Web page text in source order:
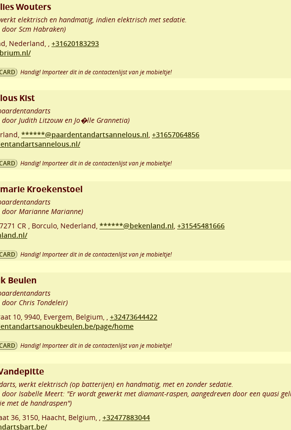
Wouters
elektrisch en handmatig, indien elektrisch met sedatie.
Scm Habraken)
Nederland,
+31620183293
Handig! Importeer dit in de contactenlijst van je mobieltje!
Kist
door Judith Litzouw en Jo�lle Grannetia)
******@paardentandartsannelous.nl +31657064856
Handig! Importeer dit in de contactenlijst van je mobieltje!
Kroekenstoel
door Marianne Marianne)
7271 CR Borculo Nederland, ******@bekenland.nl +31545481666
Handig! Importeer dit in de contactenlijst van je mobieltje!
Beulen
door Chris Tondeleir)
10 9940 Evergem Belgium,
+32473644422
page/home
Handig! Importeer dit in de contactenlijst van je mobieltje!
werkt elektrisch (op batterijen) en handmatig, met en zonder sedatie.
door Isabelle Meert: "Er wordt gewerkt met diamant-raspen, aangedreven door een quasi
met de handraspen")
36 3150 Haacht Belgium,
+32477883044